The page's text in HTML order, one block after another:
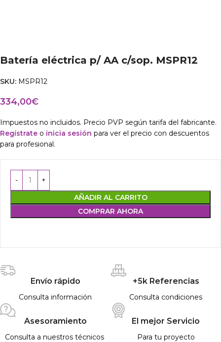
Batería eléctrica p/ AA c/sop. MSPR12
SKU: MSPR12
334,00€
Impuestos no incluidos. Precio PVP según tarifa del fabricante.
Regístrate o inicia sesión para ver el precio con descuentos
para profesional.
AÑADIR AL CARRITO
COMPRAR AHORA
Envío rápido
Consulta información
+5k Referencias
Consulta condiciones
Asesoramiento
Consulta a nuestros técnicos
El mejor Servicio
Para tu proyecto